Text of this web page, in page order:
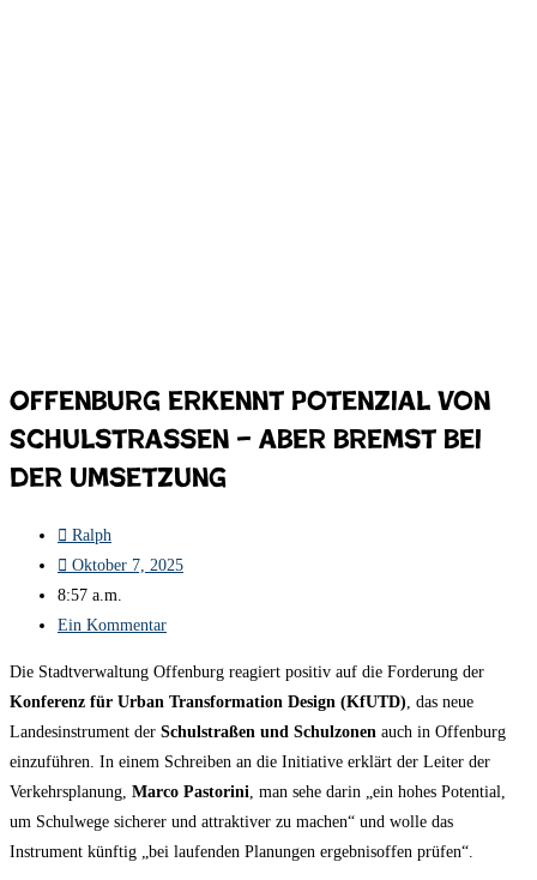
Offenburg erkennt Potenzial von
Schulstraßen – aber bremst bei
der Umsetzung
Ralph
Oktober 7, 2025
8:57 a.m.
Ein Kommentar
Die Stadtverwaltung Offenburg reagiert positiv auf die Forderung der
Konferenz für Urban Transformation Design (KfUTD), das neue
Landesinstrument der Schulstraßen und Schulzonen auch in Offenburg
einzuführen. In einem Schreiben an die Initiative erklärt der Leiter der
Verkehrsplanung, Marco Pastorini, man sehe darin „ein hohes Potential,
um Schulwege sicherer und attraktiver zu machen“ und wolle das
Instrument künftig „bei laufenden Planungen ergebnisoffen prüfen“.